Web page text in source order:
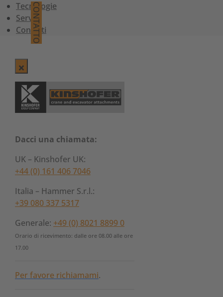
Tecnologie
Servizi
Contatti
CONTATTO
Dacci una chiamata:
UK – Kinshofer UK:
+44 (0) 161 406 7046
Italia – Hammer S.r.l.:
+39 080 337 5317
Generale: +49 (0) 8021 8899 0
Orario di ricevimento: dalle ore 08.00 alle ore
17.00
Per favore richiamami.